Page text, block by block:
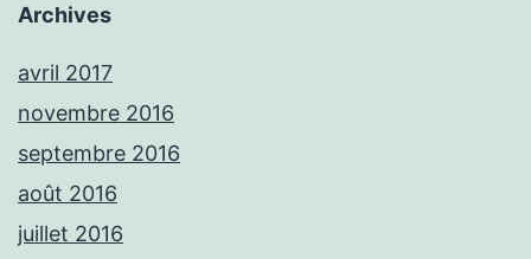
Archives
avril 2017
novembre 2016
septembre 2016
août 2016
juillet 2016